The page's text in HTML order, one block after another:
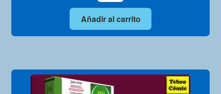
Añadir al carrito